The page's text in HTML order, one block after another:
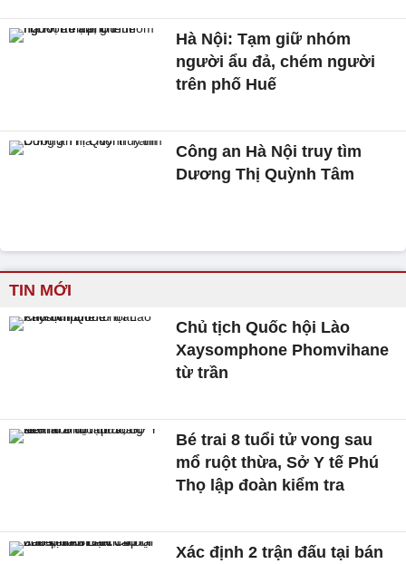
Hà Nội: Tạm giữ nhóm
người ẩu đả, chém người
trên phố Huế
Công an Hà Nội truy tìm
Dương Thị Quỳnh Tâm
TIN MỚI
Chủ tịch Quốc hội Lào
Xaysomphone Phomvihane
từ trần
Bé trai 8 tuổi tử vong sau
mổ ruột thừa, Sở Y tế Phú
Thọ lập đoàn kiểm tra
Xác định 2 trận đấu tại bán